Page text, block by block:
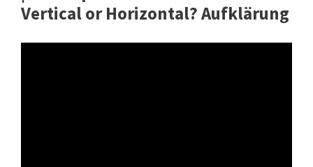
Vertical or Horizontal? Aufklärung